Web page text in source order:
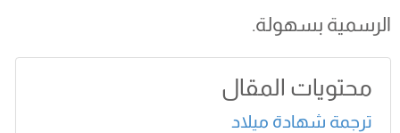
الرسمية بسهولة.
محتويات المقال
ترجمة شهادة ميلاد